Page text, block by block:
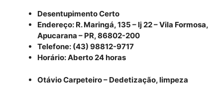
Desentupimento Certo
Endereço: R. Maringá, 135 – lj 22 – Vila Formosa,
Apucarana – PR, 86802-200
Telefone: (43) 98812-9717
Horário: Aberto 24 horas
Otávio Carpeteiro – Dedetização, limpeza